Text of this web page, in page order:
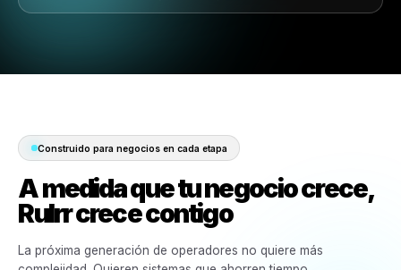
Enfocado en servicios
Promociona ofertas, servicios, eventos, visitas
horas lentas con flujos de trabajo diseñados para
de belleza.